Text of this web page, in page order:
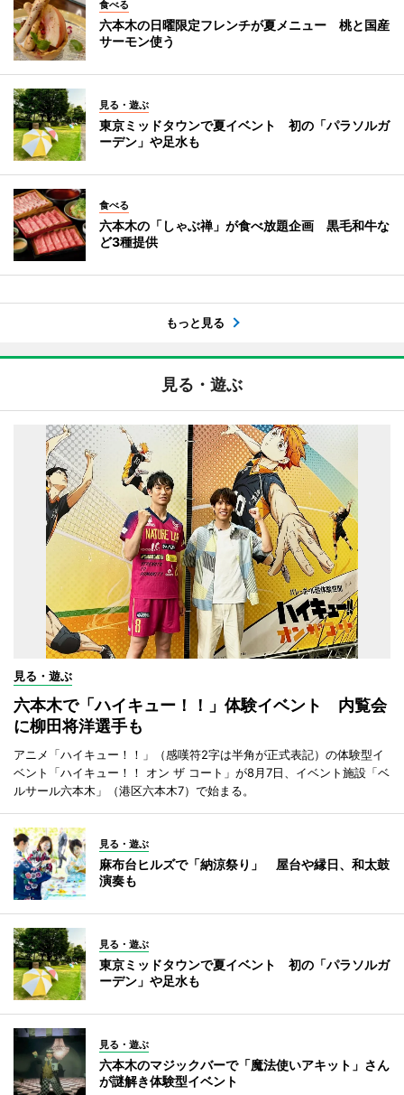
食べる
六本木の日曜限定フレンチが夏メニュー 桃と国産
サーモン使う
見る・遊ぶ
東京ミッドタウンで夏イベント 初の「パラソルガ
ーデン」や足水も
食べる
六本木の「しゃぶ禅」が食べ放題企画 黒毛和牛な
ど3種提供
もっと見る
見る・遊ぶ
見る・遊ぶ
六本木で「ハイキュー！！」体験イベント 内覧会
に柳田将洋選手も
アニメ「ハイキュー！！」（感嘆符2字は半角が正式表記）の体験型イ
ベント「ハイキュー！！ オン ザ コート」が8月7日、イベント施設「ベ
ルサール六本木」（港区六本木7）で始まる。
見る・遊ぶ
麻布台ヒルズで「納涼祭り」 屋台や縁日、和太鼓
演奏も
見る・遊ぶ
東京ミッドタウンで夏イベント 初の「パラソルガ
ーデン」や足水も
見る・遊ぶ
六本木のマジックバーで「魔法使いアキット」さん
が謎解き体験型イベント